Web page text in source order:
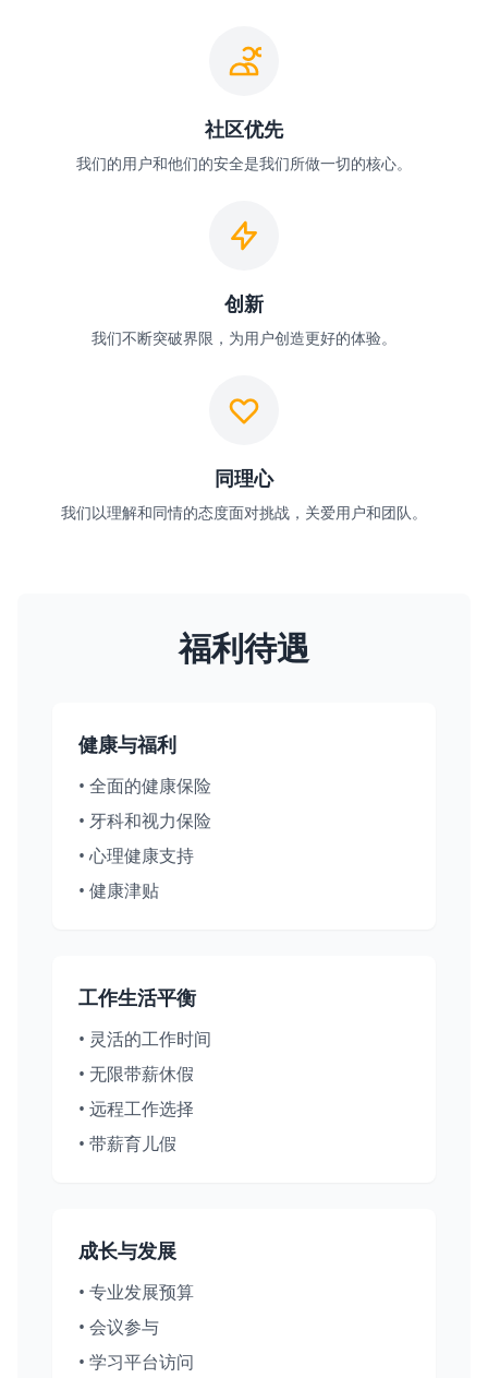
社区优先
我们的用户和他们的安全是我们所做一切的核心。
创新
我们不断突破界限，为用户创造更好的体验。
同理心
我们以理解和同情的态度面对挑战，关爱用户和团队。
福利待遇
健康与福利
• 全面的健康保险
• 牙科和视力保险
• 心理健康支持
• 健康津贴
工作生活平衡
• 灵活的工作时间
• 无限带薪休假
• 远程工作选择
• 带薪育儿假
成长与发展
• 专业发展预算
• 会议参与
• 学习平台访问